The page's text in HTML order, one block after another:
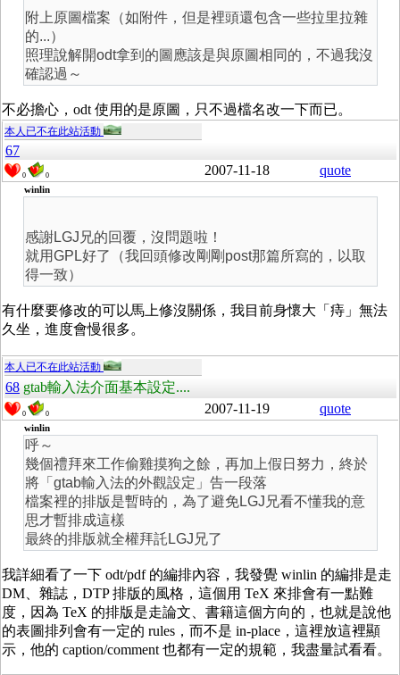
附上原圖檔案（如附件，但是裡頭還包含一些拉里拉雜
的...）
照理說解開odt拿到的圖應該是與原圖相同的，不過我沒
確認過～
不必擔心，odt 使用的是原圖，只不過檔名改一下而已。
本人已不在此站活動
67
0 0 2007-11-18 quote
winlin
感謝LGJ兄的回覆，沒問題啦！
就用GPL好了（我回頭修改剛剛post那篇所寫的，以取
得一致）
有什麼要修改的可以馬上修沒關係，我目前身懷大「痔」無法
久坐，進度會慢很多。
本人已不在此站活動
68 gtab輸入法介面基本設定....
0 0 2007-11-19 quote
winlin
呼～
幾個禮拜來工作偷雞摸狗之餘，再加上假日努力，終於
將「gtab輸入法的外觀設定」告一段落
檔案裡的排版是暫時的，為了避免LGJ兄看不懂我的意
思才暫排成這樣
最終的排版就全權拜託LGJ兄了
我詳細看了一下 odt/pdf 的編排內容，我發覺 winlin 的編排是走
DM、雜誌，DTP 排版的風格，這個用 TeX 來排會有一點難
度，因為 TeX 的排版是走論文、書籍這個方向的，也就是說他
的表圖排列會有一定的 rules，而不是 in-place，這裡放這裡顯
示，他的 caption/comment 也都有一定的規範，我盡量試看看。